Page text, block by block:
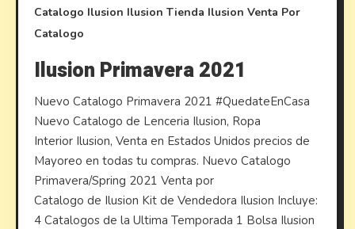
Catalogo Ilusion Ilusion Tienda Ilusion Venta Por
Catalogo
Ilusion Primavera 2021
Nuevo Catalogo Primavera 2021 #QuedateEnCasa
Nuevo Catalogo de Lenceria Ilusion, Ropa
Interior Ilusion, Venta en Estados Unidos precios de
Mayoreo en todas tu compras. Nuevo Catalogo
Primavera/Spring 2021 Venta por
Catalogo de Ilusion Kit de Vendedora Ilusion Incluye:
4 Catalogos de la Ultima Temporada 1 Bolsa Ilusion